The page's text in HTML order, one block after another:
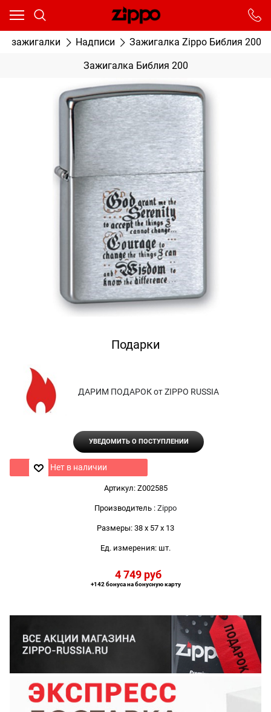
зажигалки Надписи Зажигалка Zippo Библия 200
Зажигалка Библия 200
Подарки
ДАРИМ ПОДАРОК от ZIPPO RUSSIA
УВЕДОМИТЬ О ПОСТУПЛЕНИИ
Нет в наличии
Артикул: Z002585
Производитель : Zippo
Размеры: 38 x 57 x 13
Ед. измерения: шт.
4 749 руб
+142 бонуса на бонусную карту
Ваш город - Москва,
От выбранного города зависят сроки доставки